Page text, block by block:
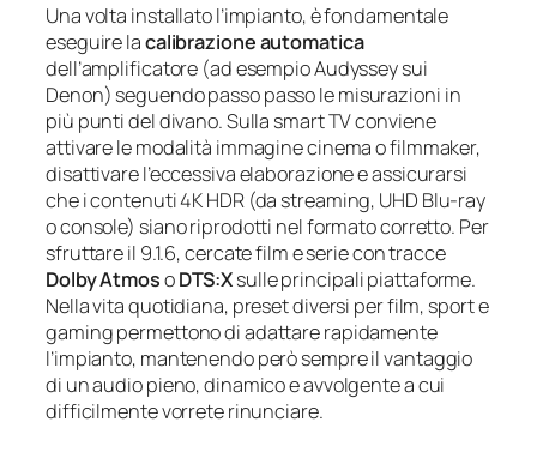
Una volta installato l’impianto, è fondamentale
eseguire lacalibrazione automatica
dell’amplificatore (ad esempio Audyssey sui
Denon) seguendo passo passo le misurazioni in
più punti del divano. Sulla smart TV conviene
attivare le modalità immagine cinema o filmmaker,
disattivare l’eccessiva elaborazione e assicurarsi
che i contenuti 4K HDR (da streaming, UHD Blu‑ray
o console) siano riprodotti nel formato corretto. Per
sfruttare il 9.1.6, cercate film e serie con tracce
Dolby AtmosoDTS:Xsulle principali piattaforme.
Nella vita quotidiana, preset diversi per film, sport e
gaming permettono di adattare rapidamente
l’impianto, mantenendo però sempre il vantaggio
di un audio pieno, dinamico e avvolgente a cui
difficilmente vorrete rinunciare.